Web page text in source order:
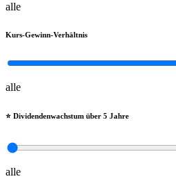
alle
Kurs-Gewinn-Verhältnis
alle
⭐️ Dividendenwachstum über 5 Jahre
alle